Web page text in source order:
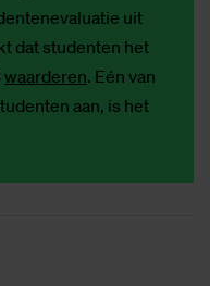
uit
dat studenten het
waarderen. Eén van
aan, is het